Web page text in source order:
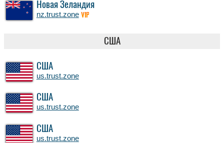
Новая Зеландия
nz.trust.zone VIP
США
США
us.trust.zone
США
us.trust.zone
США
us.trust.zone